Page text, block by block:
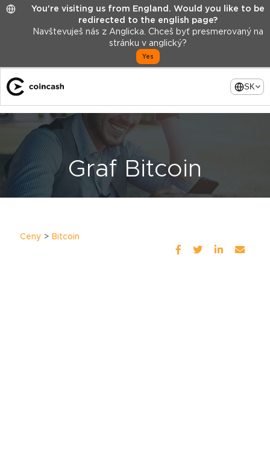
You're visiting us from England. Would you like to be
redirected to the english page?
Navštevuješ nás z Anglicka. Chceš byť presmerovaný na
stránku v anglický?
Yes
SK
Graf Bitcoin
Ceny Bitcoin